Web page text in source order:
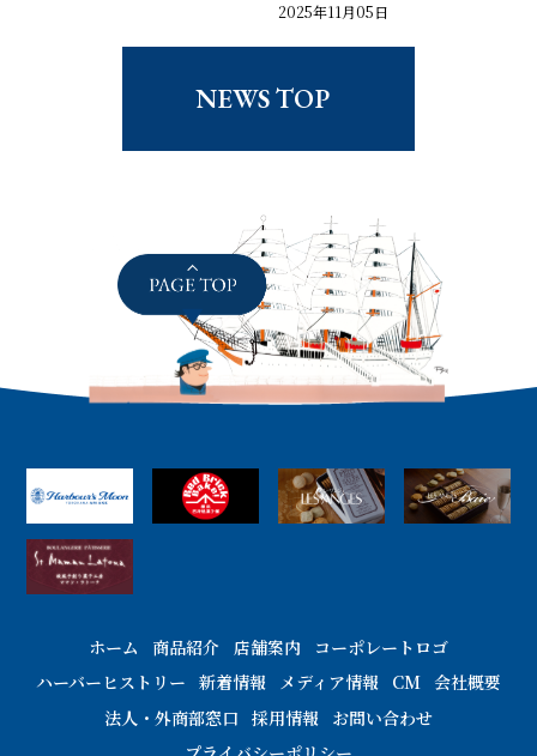
2025年11月05日
NEWS TOP
ホーム 商品紹介 店舗案内
コーポレートロゴ
ハーバーヒストリー 新着情報 メディア情報 CM 会社概要
法人・外商部窓口 採用情報
お問い合わせ